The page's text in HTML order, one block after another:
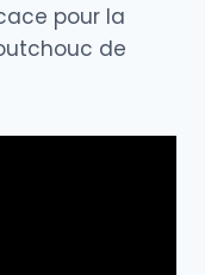
pour la
de